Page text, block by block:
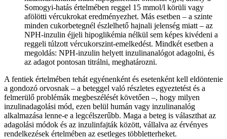
Somogyi-hatás értelmében reggel 15 mmol/l körüli vagy
afölötti vércukrokat eredményezhet. Más esetben – a szinte
minden cukorbetegnél észlelhető hajnali jelenség miatt – az
NPH-inzulin éjjeli hipoglikémia nélkül sem képes kivédeni a
reggeli túlzott vércukorszint-emelkedést. Mindkét esetben a
megoldás: NPH-inzulin helyett inzulinanalógot adagolni, és
az adagot pontosan titrálni, meghatározni.
A fentiek értelmében tehát egyénenként és esetenként kell eldöntenie
a gondozó orvosnak – a beteggel való részletes egyeztetést és a
felmerülő problémák megbeszélését követően –, hogy milyen
inzulinadagolási mód, ezen belül humán vagy inzulinanalóg
alkalmazása lenne-e a legcélszerűbb. Maga a beteg is választhat az
adagolási módok és az inzulinfajták között, vállalva az érvényes
rendelkezések értelmében az esetleges többletterheket.